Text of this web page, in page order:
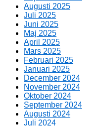
Augusti 2025
Juli 2025
Juni 2025
Maj 2025
April 2025
Mars 2025
Februari 2025
Januari 2025
December 2024
November 2024
Oktober 2024
September 2024
Augusti 2024
Juli 2024